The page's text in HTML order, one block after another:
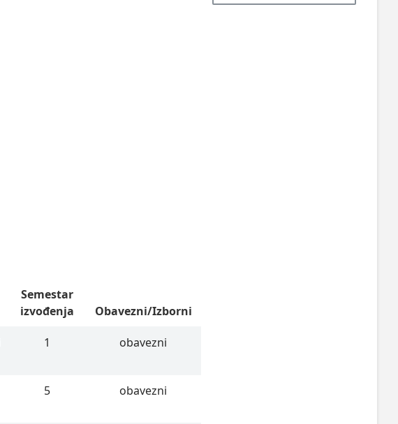
Semestar
izvođenja
Obavezni/Izborni
1 obavezni
5 obavezni